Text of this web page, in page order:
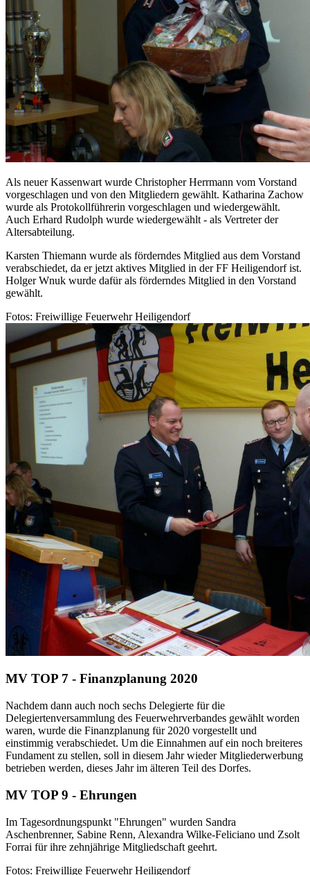
Als neuer Kassenwart wurde Christopher Herrmann vom Vorstand
vorgeschlagen und von den Mitgliedern gewählt. Katharina Zachow
wurde als Protokollführerin vorgeschlagen und wiedergewählt.
Auch Erhard Rudolph wurde wiedergewählt - als Vertreter der
Altersabteilung.
Karsten Thiemann wurde als förderndes Mitglied aus dem Vorstand
verabschiedet, da er jetzt aktives Mitglied in der FF Heiligendorf ist.
Holger Wnuk wurde dafür als förderndes Mitglied in den Vorstand
gewählt.
Fotos: Freiwillige Feuerwehr Heiligendorf
MV TOP 7 - Finanzplanung 2020
Nachdem dann auch noch sechs Delegierte für die
Delegiertenversammlung des Feuerwehrverbandes gewählt worden
waren, wurde die Finanzplanung für 2020 vorgestellt und
einstimmig verabschiedet. Um die Einnahmen auf ein noch breiteres
Fundament zu stellen, soll in diesem Jahr wieder Mitgliederwerbung
betrieben werden, dieses Jahr im älteren Teil des Dorfes.
MV TOP 9 - Ehrungen
Im Tagesordnungspunkt "Ehrungen" wurden Sandra
Aschenbrenner, Sabine Renn, Alexandra Wilke-Feliciano und Zsolt
Forrai für ihre zehnjährige Mitgliedschaft geehrt.
Fotos: Freiwillige Feuerwehr Heiligendorf